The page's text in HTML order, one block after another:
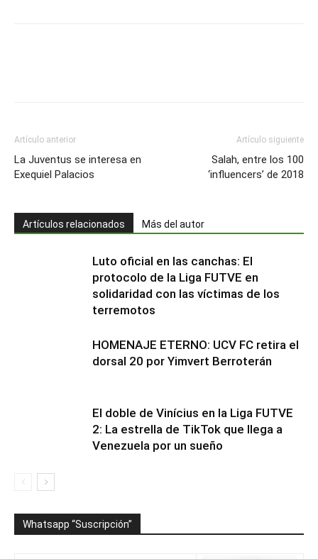
Artículo anterior
La Juventus se interesa en
Exequiel Palacios
Artículo siguiente
Salah, entre los 100
‘influencers’ de 2018
Artículos relacionados Más del autor
Luto oficial en las canchas: El
protocolo de la Liga FUTVE en
solidaridad con las víctimas de los
terremotos
HOMENAJE ETERNO: UCV FC retira el
dorsal 20 por Yimvert Berroterán
El doble de Vinícius en la Liga FUTVE
2: La estrella de TikTok que llega a
Venezuela por un sueño
Whatsapp “Suscripción”